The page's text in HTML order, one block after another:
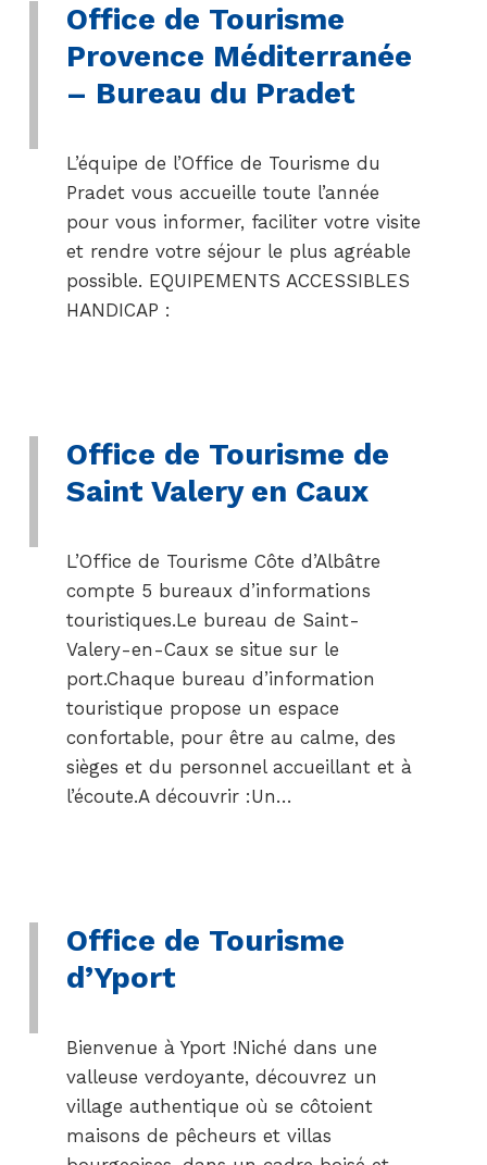
Office de Tourisme
Provence Méditerranée
– Bureau du Pradet
L’équipe de l’Office de Tourisme du
Pradet vous accueille toute l’année
pour vous informer, faciliter votre visite
et rendre votre séjour le plus agréable
possible. EQUIPEMENTS ACCESSIBLES
HANDICAP :
Office de Tourisme de
Saint Valery en Caux
L’Office de Tourisme Côte d’Albâtre
compte 5 bureaux d’informations
touristiques.Le bureau de Saint-
Valery-en-Caux se situe sur le
port.Chaque bureau d’information
touristique propose un espace
confortable, pour être au calme, des
sièges et du personnel accueillant et à
l’écoute.A découvrir :Un…
Office de Tourisme
d’Yport
Bienvenue à Yport !Niché dans une
valleuse verdoyante, découvrez un
village authentique où se côtoient
maisons de pêcheurs et villas